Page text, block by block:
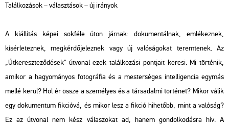
Találkozások – választások – új irányok
A kiállítás képei sokféle úton járnak: dokumentálnak, emlékeznek,
kísérleteznek, megkérdőjeleznek vagy új valóságokat teremtenek. Az
„Útkereszteződések” útvonal ezek találkozási pontjait keresi. Mi történik,
amikor a hagyományos fotográfia és a mesterséges intelligencia egymás
mellé kerül? Hol ér össze a személyes és a társadalmi történet? Mikor válik
egy dokumentum fikcióvá, és mikor lesz a fikció hihetőbb, mint a valóság?
Ez az útvonal nem kész válaszokat ad, hanem gondolkodásra hív. A